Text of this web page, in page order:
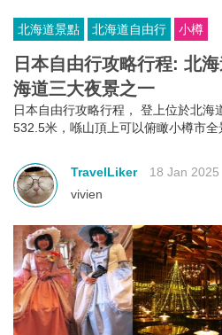
北海道景點 北海道自由行 小樽
日本自由行攻略行程: 北
海道三大夜景之一
日本自由行攻略行程， 登上位於北海
532.5米，喺山頂上可以俯瞰小樽市全
TravelLiker
18 Jan 2025
vivien